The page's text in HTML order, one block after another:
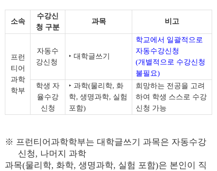
소속
수강신
청 구분
과목 비고
프런
티어
과학
학부
자동수
강신청
‣ 대학글쓰기
학교에서 일괄적으로
자동수강신청
(개별적으로 수강신청
불필요)
학생 자
율수강
신청
‣ 과학(물리학, 화
학, 생명과학, 실험
포함)
희망하는 전공을 고려
하여 학생 스스로 수강
신청 가능
※ 프런티어과학학부는 대학글쓰기 과목은 자동수강
신청, 나머지 과학
과목(물리학, 화학, 생명과학, 실험 포함)은 본인이 직